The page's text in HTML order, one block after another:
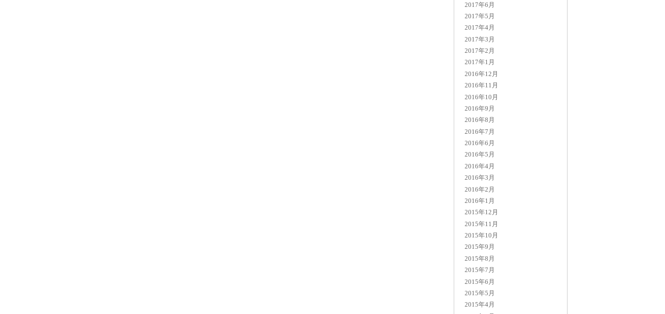
2017年6月
2017年5月
2017年4月
2017年3月
2017年2月
2017年1月
2016年12月
2016年11月
2016年10月
2016年9月
2016年8月
2016年7月
2016年6月
2016年5月
2016年4月
2016年3月
2016年2月
2016年1月
2015年12月
2015年11月
2015年10月
2015年9月
2015年8月
2015年7月
2015年6月
2015年5月
2015年4月